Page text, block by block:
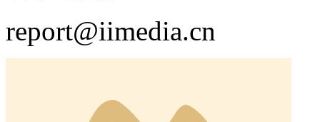
report@iimedia.cn